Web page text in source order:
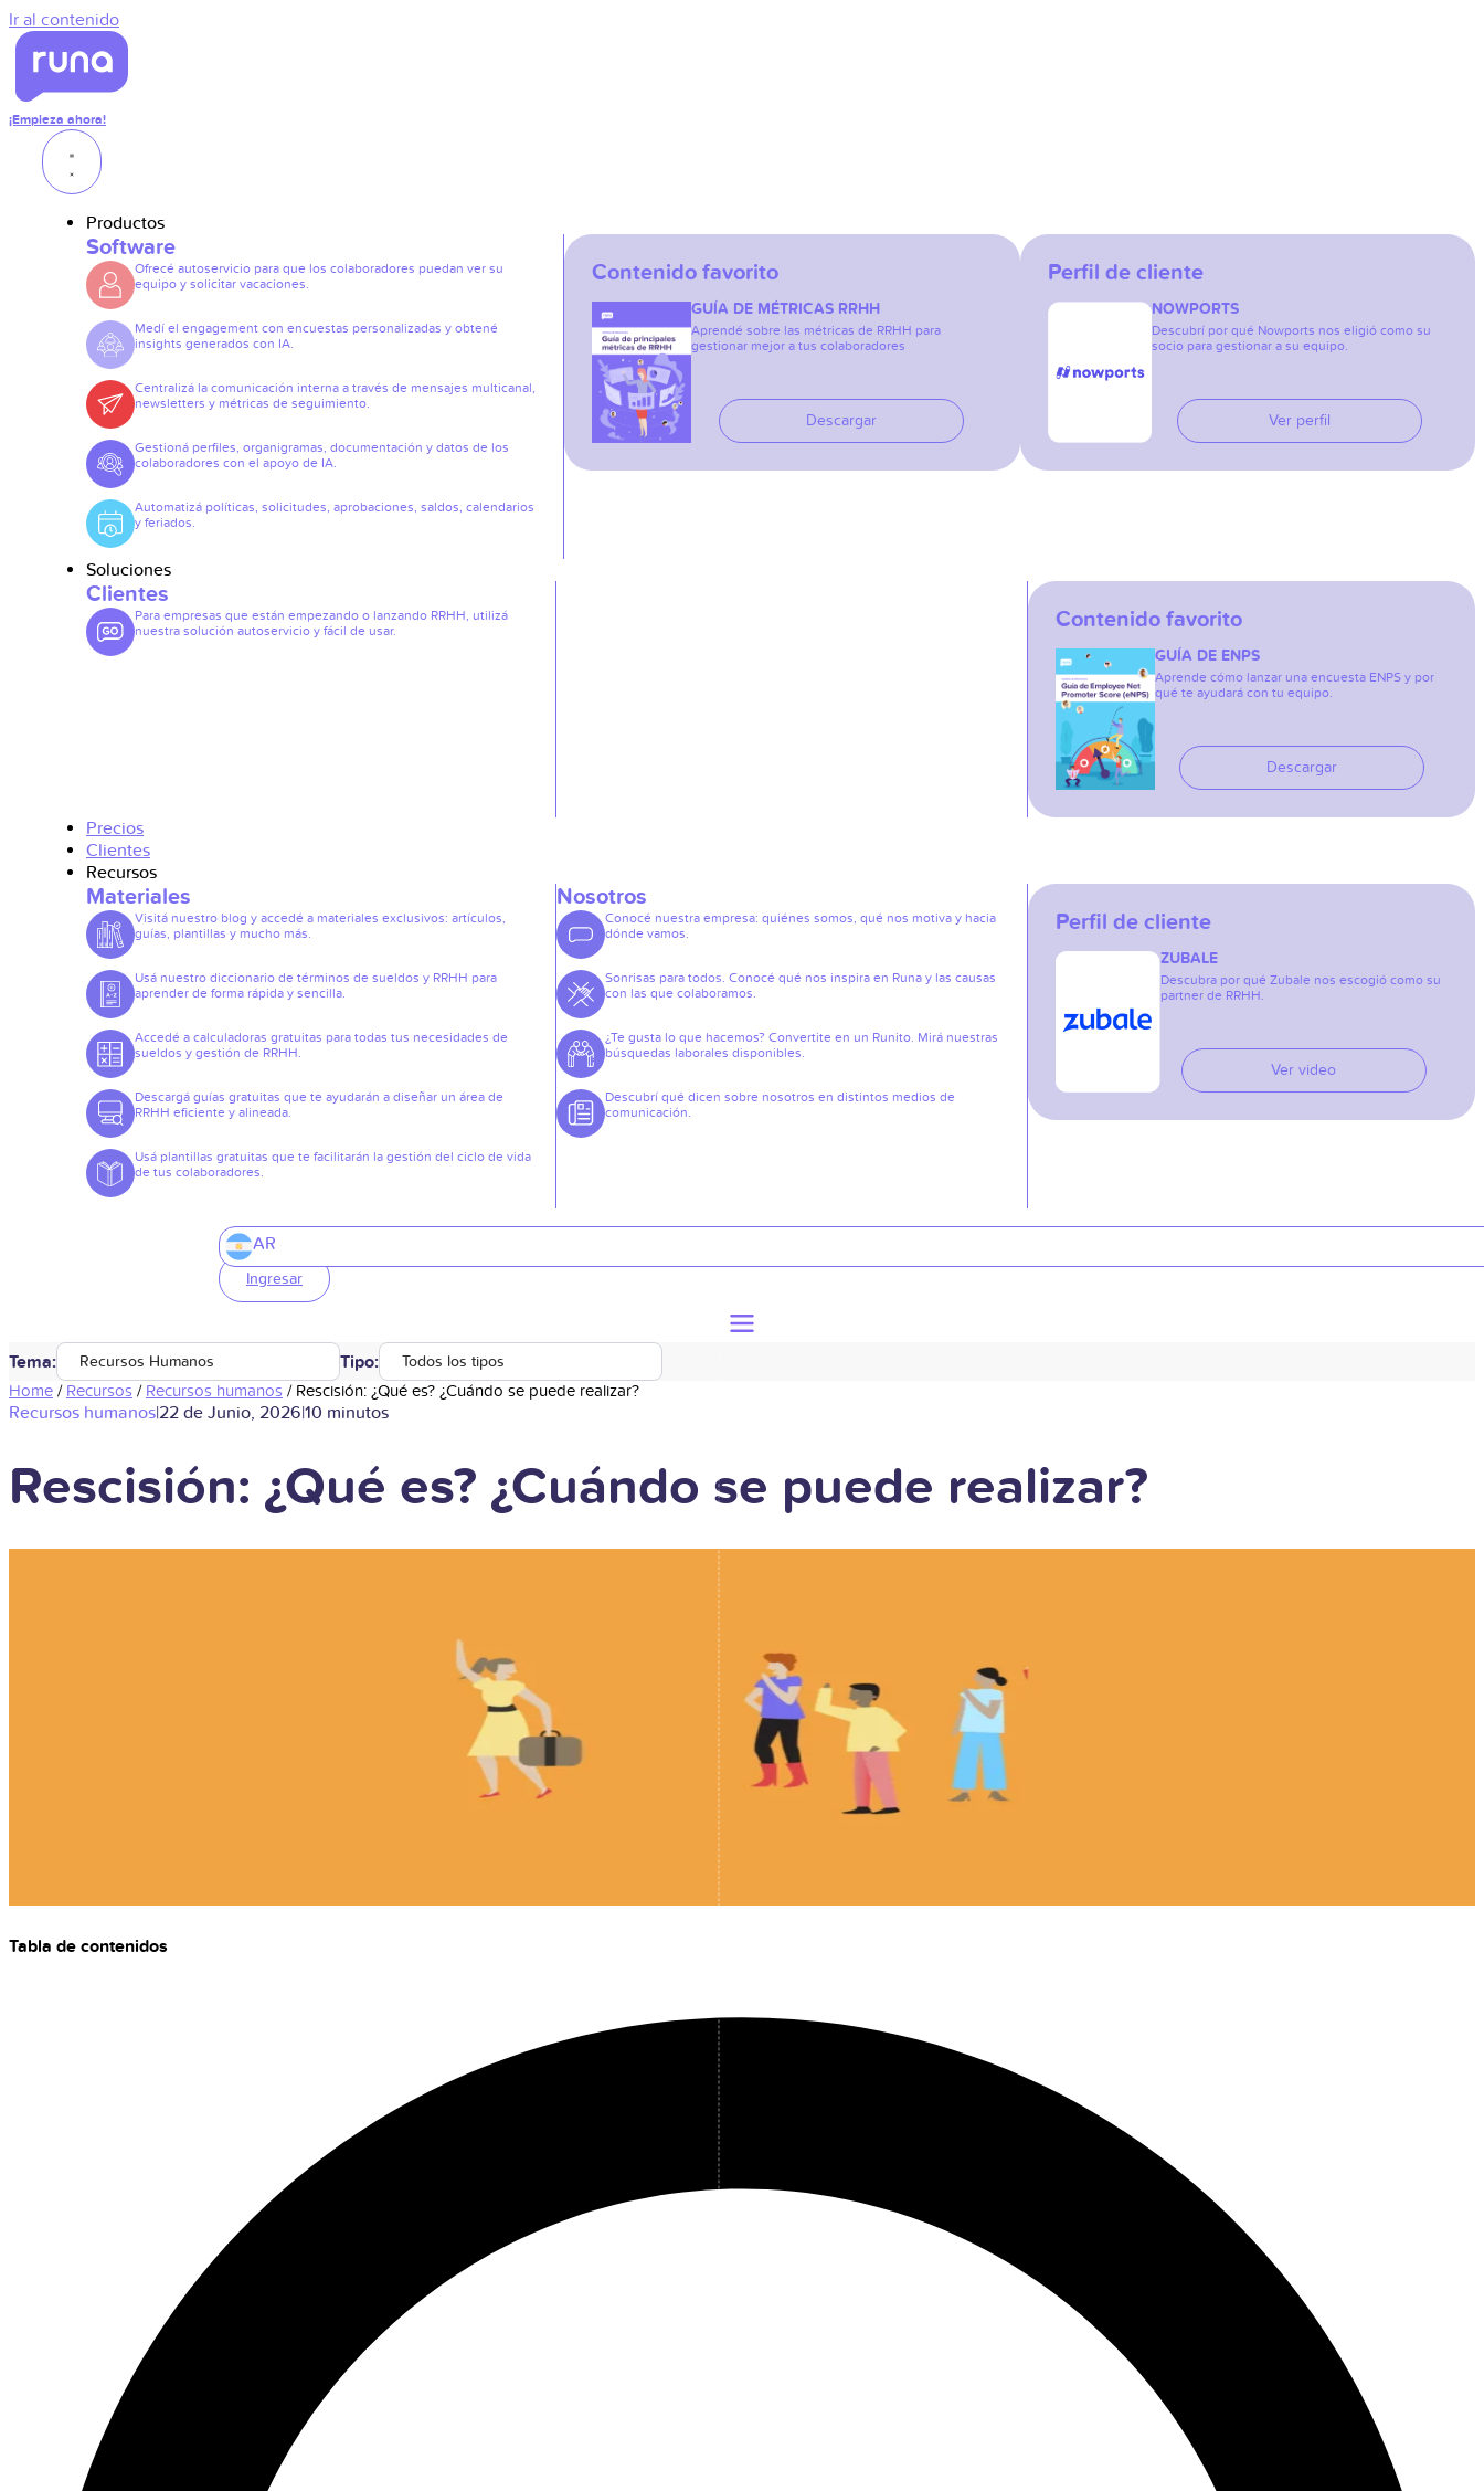
Ir al contenido
¡Empieza ahora!
Productos
Software
Ofrecé autoservicio para que los colaboradores puedan ver su
equipo y solicitar vacaciones.
Medí el engagement con encuestas personalizadas y obtené
insights generados con IA.
Centralizá la comunicación interna a través de mensajes multicanal,
newsletters y métricas de seguimiento.
Gestioná perfiles, organigramas, documentación y datos de los
colaboradores con el apoyo de IA.
Automatizá políticas, solicitudes, aprobaciones, saldos, calendarios
y feriados.
Contenido favorito
GUÍA DE MÉTRICAS RRHH
Aprendé sobre las métricas de RRHH para
gestionar mejor a tus colaboradores
Descargar
Perfil de cliente
NOWPORTS
Descubrí por qué Nowports nos eligió como su
socio para gestionar a su equipo.
Ver perfil
Soluciones
Clientes
Para empresas que están empezando o lanzando RRHH, utilizá
nuestra solución autoservicio y fácil de usar.
Contenido favorito
GUÍA DE ENPS
Aprende cómo lanzar una encuesta ENPS y por
qué te ayudará con tu equipo.
Descargar
Precios
Clientes
Recursos
Materiales
Visitá nuestro blog y accedé a materiales exclusivos: artículos,
guías, plantillas y mucho más.
Usá nuestro diccionario de términos de sueldos y RRHH para
aprender de forma rápida y sencilla.
Accedé a calculadoras gratuitas para todas tus necesidades de
sueldos y gestión de RRHH.
Descargá guías gratuitas que te ayudarán a diseñar un área de
RRHH eficiente y alineada.
Usá plantillas gratuitas que te facilitarán la gestión del ciclo de vida
de tus colaboradores.
Nosotros
Conocé nuestra empresa: quiénes somos, qué nos motiva y hacia
dónde vamos.
Sonrisas para todos. Conocé qué nos inspira en Runa y las causas
con las que colaboramos.
¿Te gusta lo que hacemos? Convertite en un Runito. Mirá nuestras
búsquedas laborales disponibles.
Descubrí qué dicen sobre nosotros en distintos medios de
comunicación.
Perfil de cliente
ZUBALE
Descubra por qué Zubale nos escogió como su
partner de RRHH.
Ver video
AR
Ingresar
Tema: Recursos Humanos Tipo: Todos los tipos
Home / Recursos / Recursos humanos / Rescisión: ¿Qué es? ¿Cuándo se puede realizar?
Recursos humanos|22 de Junio, 2026|10 minutos
Rescisión: ¿Qué es? ¿Cuándo se puede realizar?
Tabla de contenidos